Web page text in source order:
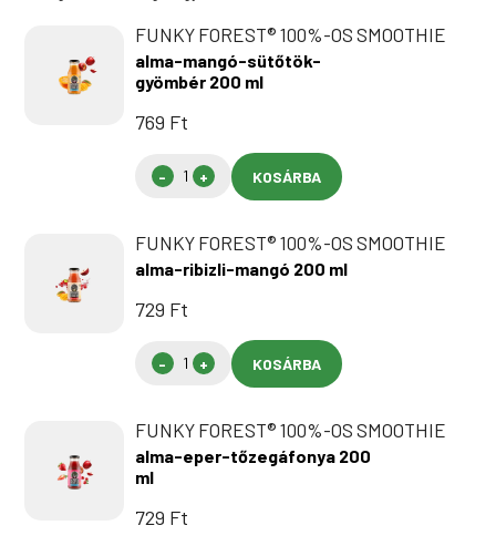
FUNKY FOREST® 100%-OS SMOOTHIE
alma-mangó-sütőtök-
gyömbér 200 ml
769 Ft
KOSÁRBA
FUNKY FOREST® 100%-OS SMOOTHIE
alma-ribizli-mangó 200 ml
729 Ft
KOSÁRBA
FUNKY FOREST® 100%-OS SMOOTHIE
alma-eper-tőzegáfonya 200
ml
729 Ft